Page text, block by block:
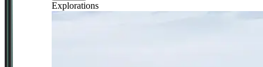
Explorations